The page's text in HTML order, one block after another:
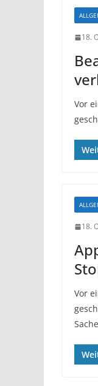
18.
Vor
18.
Vor